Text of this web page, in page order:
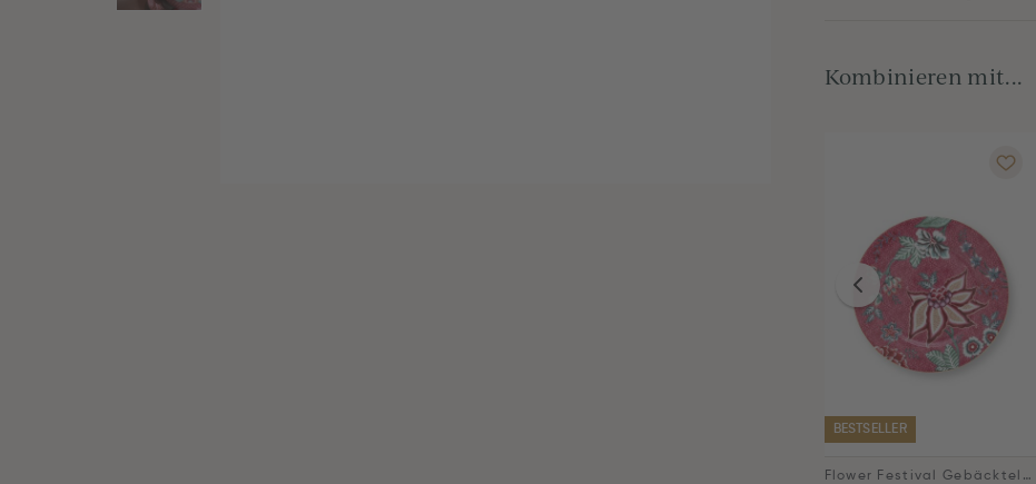
Kombinieren mit...
BESTSELLER
Flower Festival Gebäckteller Dunkelrosa 17 cm